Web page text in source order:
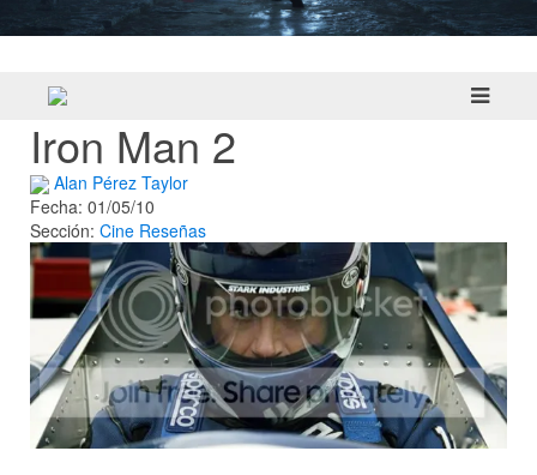
Iron Man 2
Alan Pérez Taylor
Fecha: 01/05/10
Sección: Cine Reseñas